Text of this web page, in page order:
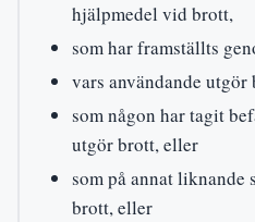
hjälpmedel vid brott,
som har framställts
vars användande utgör
som någon har tagit
utgör brott, eller
som på annat
brott, eller